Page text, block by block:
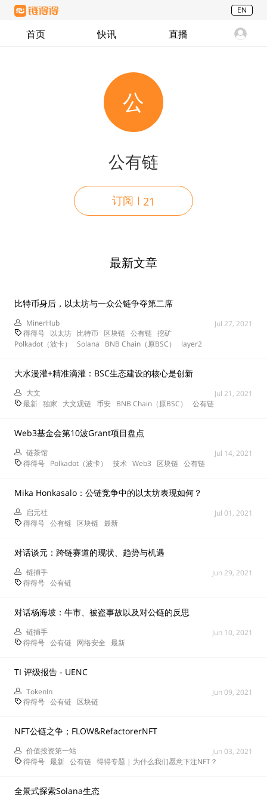
EN
首页 快讯 直播
公
公有链
订阅 21
最新文章
比特币身后，以太坊与一众公链争夺第二席
MinerHub
Jul 27, 2021
得得号 以太坊 比特币 区块链 公有链 挖矿
Polkadot（波卡）
Solana BNB Chain（原BSC） layer2
大水漫灌+精准滴灌：BSC生态建设的核心是创新
大文
Jul 21, 2021
最新 独家 大文观链 币安 BNB Chain（原BSC） 公有链
Web3基金会第10波Grant项目盘点
链茶馆
Jul 14, 2021
得得号 Polkadot（波卡） 技术 Web3 区块链 公有链
Mika Honkasalo：公链竞争中的以太坊表现如何？
启元社
Jul 01, 2021
得得号 公有链 区块链 最新
对话谈元：跨链赛道的现状、趋势与机遇
链捕手
Jun 29, 2021
得得号 公有链
对话杨海坡：牛市、被盗事故以及对公链的反思
链捕手
Jun 10, 2021
得得号 公有链 网络安全 最新
TI 评级报告 - UENC
TokenIn
Jun 09, 2021
得得号 公有链 区块链
NFT公链之争；FLOW&RefactorerNFT
价值投资第一站
Jun 03, 2021
得得号 最新 公有链 得得专题 | 为什么我们愿意下注NFT？
全景式探索Solana生态